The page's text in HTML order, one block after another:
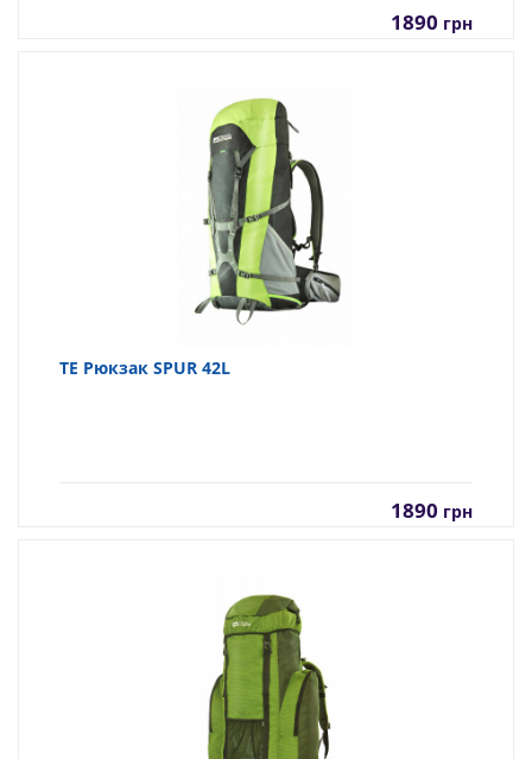
1890 грн
TE Рюкзак SPUR 42L
1890 грн